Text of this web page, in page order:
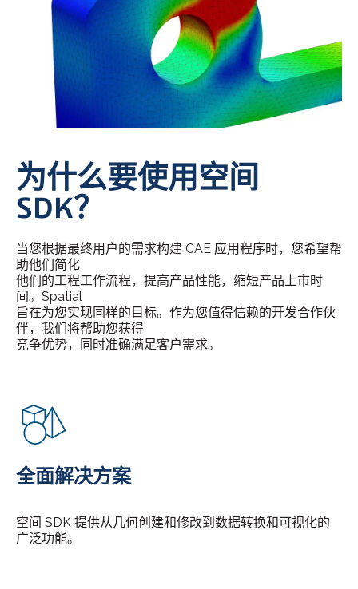
为什么要使用空间
SDK？
当您根据最终用户的需求构建 CAE 应用程序时，您希望帮
助他们简化
他们的工程工作流程，提高产品性能，缩短产品上市时
间。Spatial
旨在为您实现同样的目标。作为您值得信赖的开发合作伙
伴，我们将帮助您获得
竞争优势，同时准确满足客户需求。
全面解决方案
空间 SDK 提供从几何创建和修改到数据转换和可视化的
广泛功能。